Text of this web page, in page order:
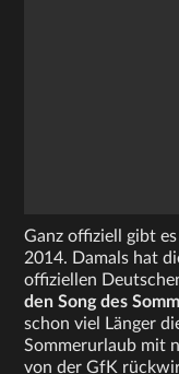
Ganz offiziell gibt
2014. Damals hat
offiziellen
den Song des
schon viel Länger
Sommerurlaub mit
von der GfK